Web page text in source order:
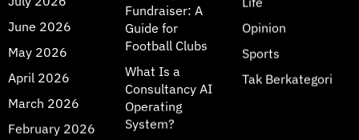
June 2026
May 2026
April 2026
March 2026
February 2026
Fundraiser: A
Guide for
Football Clubs
What Is a
Consultancy AI
Operating
System?
Opinion
Sports
Tak Berkategori